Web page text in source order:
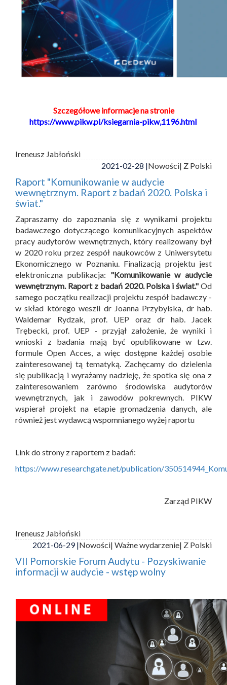
Szczegółowe informacje na stronie
https://www.pikw.pl/ksiegarnia-pikw,1196.html
Ireneusz Jabłoński
2021-02-28 |Nowości| Z Polski
Raport "Komunikowanie w audycie
wewnętrznym. Raport z badań 2020. Polska i
świat."
Zapraszamy do zapoznania się z wynikami projektu
badawczego dotyczącego komunikacyjnych aspektów
pracy audytorów wewnętrznych, który realizowany był
w 2020 roku przez zespół naukowców z Uniwersytetu
Ekonomicznego w Poznaniu. Finalizacją projektu jest
elektroniczna publikacja: "Komunikowanie w audycie
wewnętrznym. Raport z badań 2020. Polska i świat." Od
samego początku realizacji projektu zespół badawczy -
w skład którego weszli dr Joanna Przybylska, dr hab.
Waldemar Rydzak, prof. UEP oraz dr hab. Jacek
Trębecki, prof. UEP - przyjął założenie, że wyniki i
wnioski z badania mają być opublikowane w tzw.
formule Open Acces, a więc dostępne każdej osobie
zainteresowanej tą tematyką. Zachęcamy do dzielenia
się publikacją i wyrażamy nadzieję, że spotka się ona z
zainteresowaniem zarówno środowiska audytorów
wewnętrznych, jak i zawodów pokrewnych. PIKW
wspierał projekt na etapie gromadzenia danych, ale
również jest wydawcą wspomnianego wyżej raportu
Link do strony z raportem z badań:
https://www.researchgate.net/publication/
Zarząd PIKW
Ireneusz Jabłoński
2021-06-29 |Nowości| Ważne wydarzenie| Z Polski
VII Pomorskie Forum Audytu - Pozyskiwanie
informacji w audycie - wstęp wolny